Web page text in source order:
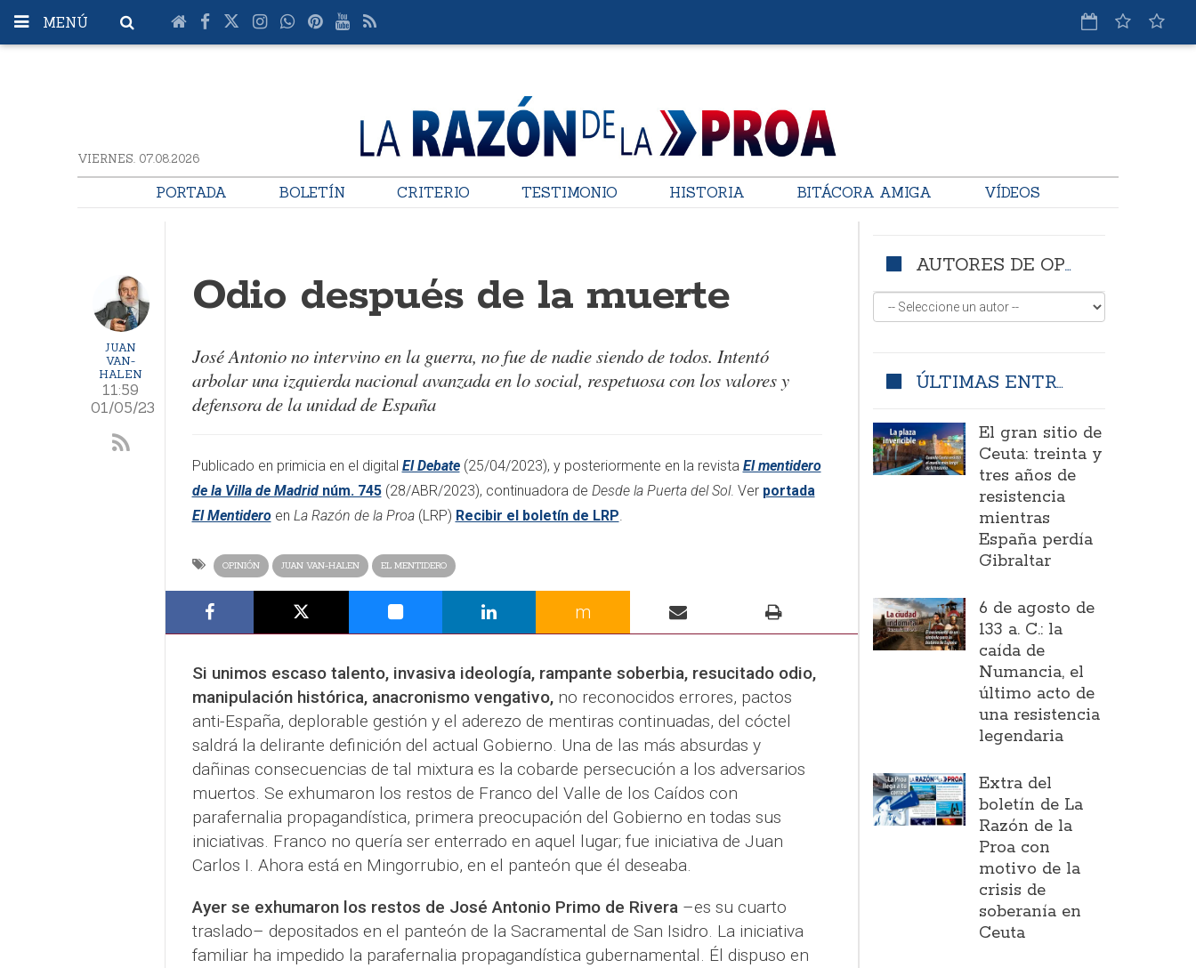
MENÚ
VIERNES. 07.08.2026
PORTADA BOLETÍN CRITERIO TESTIMONIO HISTORIA BITÁCORA AMIGA VÍDEOS
JUAN
VAN-
HALEN
11:59
01/05/23
Odio después de la muerte
José Antonio no intervino en la guerra, no fue de nadie siendo de todos. Intentó
arbolar una izquierda nacional avanzada en lo social, respetuosa con los valores y
defensora de la unidad de España
​​Publicado en primicia en el digital El Debate(25/04/2023), y posteriormente en la revista El mentidero
de la Villa de Madridnúm. 745(28/ABR/2023), continuadora de Desde la Puerta del Sol. Ver portada
El Mentideroen La Razón de la Proa(LRP) Recibir el boletín de LRP.​
OPINIÓN JUAN VAN-HALEN EL MENTIDERO
m
Si unimos escaso talento, invasiva ideología, rampante soberbia, resucitado odio,
manipulación histórica, anacronismo vengativo, no reconocidos errores, pactos
anti-España, deplorable gestión y el aderezo de mentiras continuadas, del cóctel
saldrá la delirante definición del actual Gobierno. Una de las más absurdas y
dañinas consecuencias de tal mixtura es la cobarde persecución a los adversarios
muertos. Se exhumaron los restos de Franco del Valle de los Caídos con
parafernalia propagandística, primera preocupación del Gobierno en todas sus
iniciativas. Franco no quería ser enterrado en aquel lugar; fue iniciativa de Juan
Carlos I. Ahora está en Mingorrubio, en el panteón que él deseaba.
Ayer se exhumaron los restos de José Antonio Primo de Rivera–es su cuarto
traslado– depositados en el panteón de la Sacramental de San Isidro. La iniciativa
familiar ha impedido la parafernalia propagandística gubernamental. Él dispuso en
AUTORES DE OPINIÓN
ÚLTIMAS ENTRADAS
El gran sitio de
Ceuta: treinta y
tres años de
resistencia
mientras
España perdía
Gibraltar
6 de agosto de
133 a. C.: la
caída de
Numancia, el
último acto de
una resistencia
legendaria
Extra del
boletín de La
Razón de la
Proa con
motivo de la
crisis de
soberanía en
Ceuta